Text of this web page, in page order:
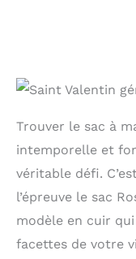
Trouver le sac à
intemporelle et
véritable défi.
l’épreuve le sac
modèle en cuir
facettes de votre